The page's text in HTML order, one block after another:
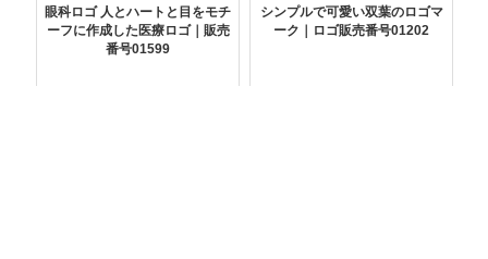
眼科ロゴ 人とハートと目をモチ
ーフに作成した医療ロゴ｜販売
番号01599
シンプルで可愛い双葉のロゴマ
ーク｜ロゴ販売番号01202